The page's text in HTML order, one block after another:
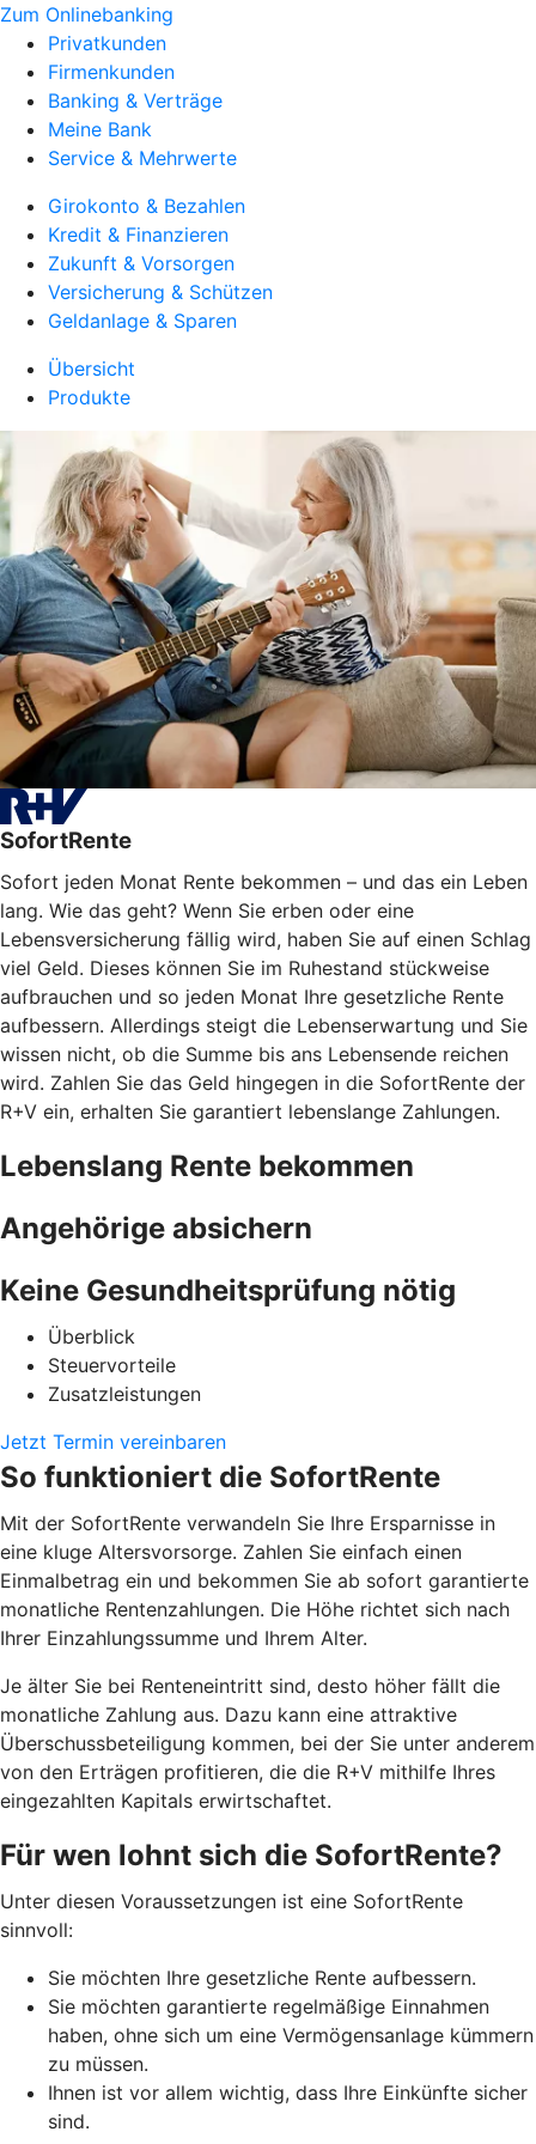
Zum Onlinebanking
Privatkunden
Firmenkunden
Banking & Verträge
Meine Bank
Service & Mehrwerte
Girokonto & Bezahlen
Kredit & Finanzieren
Zukunft & Vorsorgen
Versicherung & Schützen
Geldanlage & Sparen
Übersicht
Produkte
SofortRente
Sofort jeden Monat Rente bekommen – und das ein Leben
lang. Wie das geht? Wenn Sie erben oder eine
Lebensversicherung fällig wird, haben Sie auf einen Schlag
viel Geld. Dieses können Sie im Ruhestand stückweise
aufbrauchen und so jeden Monat Ihre gesetzliche Rente
aufbessern. Allerdings steigt die Lebenserwartung und Sie
wissen nicht, ob die Summe bis ans Lebensende reichen
wird. Zahlen Sie das Geld hingegen in die SofortRente der
R+V ein, erhalten Sie garantiert lebenslange Zahlungen.
Lebenslang Rente bekommen
Angehörige absichern
Keine Gesundheitsprüfung nötig
Überblick
Steuervorteile
Zusatzleistungen
Jetzt Termin vereinbaren
So funktioniert die SofortRente
Mit der SofortRente verwandeln Sie Ihre Ersparnisse in
eine kluge Altersvorsorge. Zahlen Sie einfach einen
Einmalbetrag ein und bekommen Sie ab sofort garantierte
monatliche Rentenzahlungen. Die Höhe richtet sich nach
Ihrer Einzahlungssumme und Ihrem Alter.
Je älter Sie bei Renteneintritt sind, desto höher fällt die
monatliche Zahlung aus. Dazu kann eine attraktive
Überschussbeteiligung kommen, bei der Sie unter anderem
von den Erträgen profitieren, die die R+V mithilfe Ihres
eingezahlten Kapitals erwirtschaftet.
Für wen lohnt sich die SofortRente?
Unter diesen Voraussetzungen ist eine SofortRente
sinnvoll:
Sie möchten Ihre gesetzliche Rente aufbessern.
Sie möchten garantierte regelmäßige Einnahmen
haben, ohne sich um eine Vermögensanlage kümmern
zu müssen.
Ihnen ist vor allem wichtig, dass Ihre Einkünfte sicher
sind.